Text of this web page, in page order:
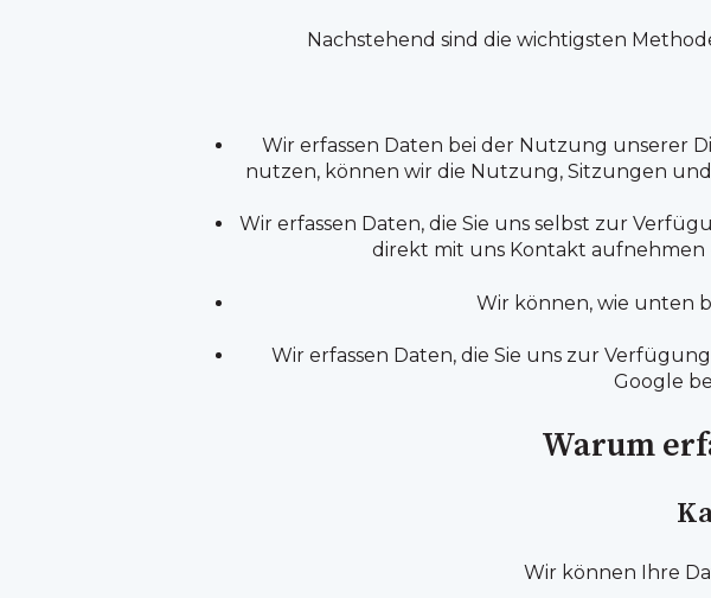
Nachstehend sind die wichtigsten
Wir erfassen Daten bei der Nutzung unserer
nutzen, können wir die Nutzung, Sitzungen
Wir erfassen Daten, die Sie uns selbst zur
direkt mit uns Kontakt aufnehmen
Wir können, wie unten
Wir erfassen Daten, die Sie uns zur
Google
Warum
Wir können Ihre